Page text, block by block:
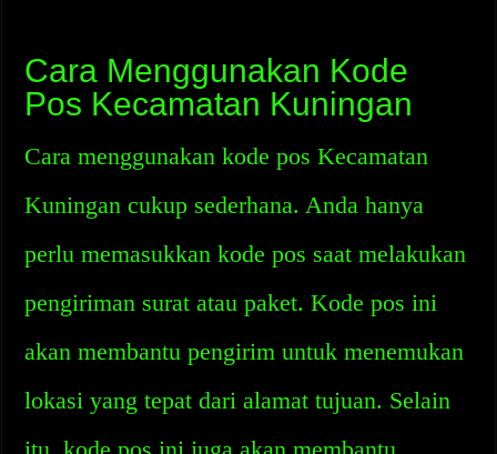
Cara Menggunakan Kode
Pos Kecamatan Kuningan
Cara menggunakan kode pos Kecamatan
Kuningan cukup sederhana. Anda hanya
perlu memasukkan kode pos saat melakukan
pengiriman surat atau paket. Kode pos ini
akan membantu pengirim untuk menemukan
lokasi yang tepat dari alamat tujuan. Selain